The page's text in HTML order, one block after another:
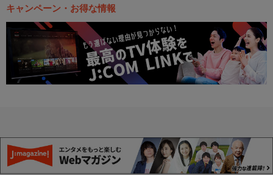
キャンペーン・お得な情報